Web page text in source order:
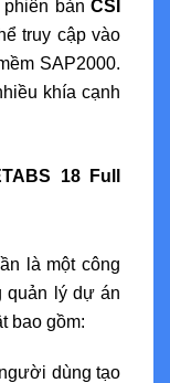
bản CSI
truy cập vào
SAP2000.
khía cạnh
18 Full
là một công
quản lý dự án
bao gồm:
dùng tạo